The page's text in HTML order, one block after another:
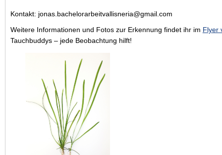
Kontakt: jonas.bachelorarbeitvallisneria@gmail.com
Weitere Informationen und Fotos zur Erkennung findet ihr im Flyer
Tauchbuddys – jede Beobachtung hilft!